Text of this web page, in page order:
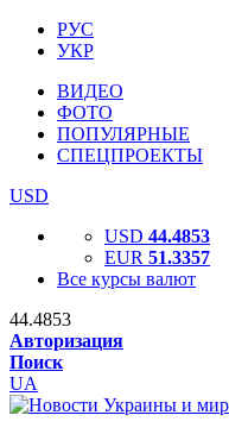
РУС
УКР
ВИДЕО
ФОТО
ПОПУЛЯРНЫЕ
СПЕЦПРОЕКТЫ
USD
USD 44.4853
EUR 51.3357
Все курсы валют
44.4853
Авторизация
Поиск
UA